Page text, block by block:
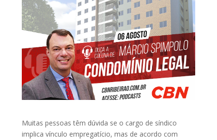
Muitas pessoas têm dúvida se o cargo de síndico
implica vínculo empregatício, mas de acordo com